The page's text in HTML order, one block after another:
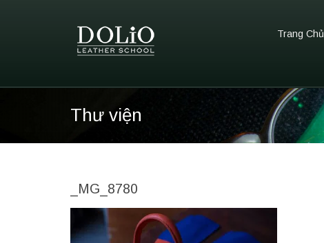
Trang Chủ
Thư viện
_MG_8780